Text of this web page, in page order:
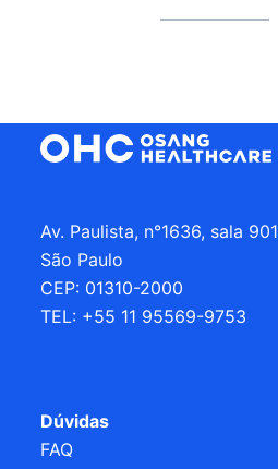
Av. Paulista, n°1636, sala 901
São Paulo
CEP: 01310-2000
TEL: +55 11 95569-9753
Dúvidas
FAQ